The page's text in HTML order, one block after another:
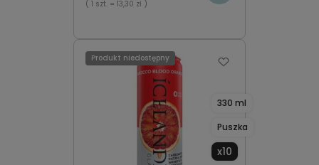
( 1 szt. = 13,30 zł )
330 ml
Puszka
x10
Produkt niedostępny